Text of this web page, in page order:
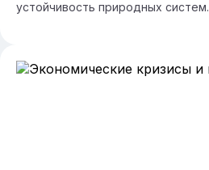
устойчивость природных систем.